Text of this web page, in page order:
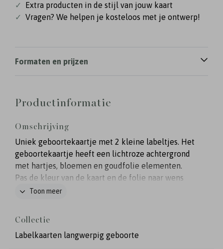
✓
Extra producten in de stijl van jouw kaart
✓ Vragen? We helpen je kosteloos met je ontwerp!
Formaten en prijzen
Productinformatie
Omschrijving
Uniek geboortekaartje met 2 kleine labeltjes. Het
geboortekaartje heeft een lichtroze achtergrond
met hartjes, bloemen en goudfolie elementen.
Pas de kleur van de kaart en de folie naar wens
aan. De labels worden geleverd inclusief
bestellen bij de kaart en kun je vinden op de
pagina Extra's.
Toon meer
Collectie
Labelkaarten langwerpig geboorte